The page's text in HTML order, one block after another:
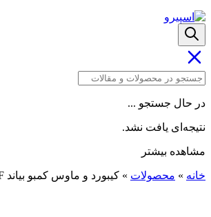
در حال جستجو ...
نتیجه‌ای یافت نشد.
مشاهده بیشتر
خانه » محصولات » کیبورد و ماوس کمبو بیاند BMK-8105 RF